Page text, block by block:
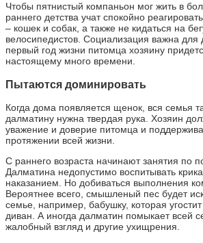
Чтобы пятнистый компаньон мог жить в
раннего детства учат спокойно
– кошек и собак, а также не кидаться на
велосипедистов. Социализация важна для
первый год жизни питомца хозяину
настоящему много времени.
Пытаются доминировать
Когда дома появляется щенок, вся семья
далматину нужна твердая рука. Хозяин
уважение и доверие питомца и
протяжении всей жизни.
С раннего возраста начинают занятия по
Далматина недопустимо воспитывать
наказанием. Но добиваться выполнения
Вероятнее всего, смышленый пес будет
семье, например, бабушку, которая угостит
диван. А иногда далматин помыкает всей
жалобный взгляд и другие ухищрения.